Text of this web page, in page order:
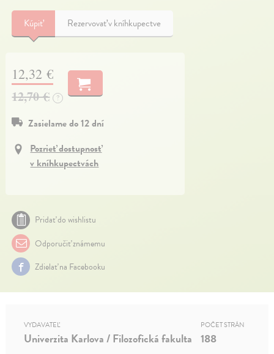
Kúpiť Rezervovať v kníhkupectve
12,32 €
12,70 €
?
Zasielame do 12 dní
Pozrieť dostupnosť
v kníhkupectvách
Pridať do wishlistu
Odporučiť známemu
Zdielať na Facebooku
VYDAVATEĽ
Univerzita Karlova / Filozofická fakulta
POČET STRÁN
188